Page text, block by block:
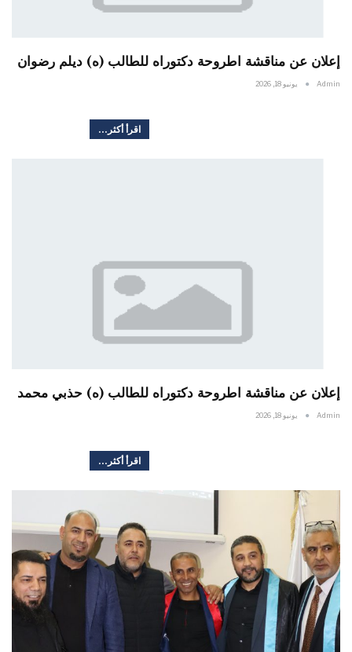
إعلان عن مناقشة اطروحة دكتوراه للطالب (ه) ديلم رضوان
Admin يونيو 18, 2026
اقرأ أكثر...
إعلان عن مناقشة اطروحة دكتوراه للطالب (ه) حذبي محمد
Admin يونيو 18, 2026
اقرأ أكثر...